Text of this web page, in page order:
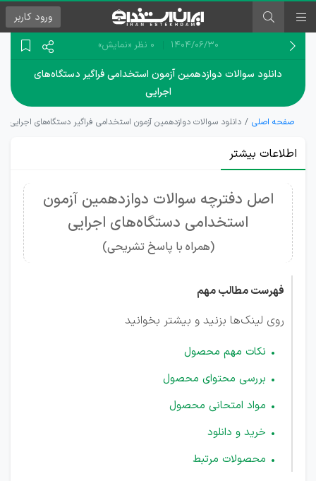
ورود کاربر
۱۴۰۴/۰۶/۳۰ 0 نظر «نمایش»
دانلود سوالات دوازدهمین آزمون استخدامی فراگیر دستگاه‌های
اجرایی
صفحه اصلی دانلود سوالات دوازدهمین آزمون استخدامی فراگیر دستگاه‌های اجرایی
اطلاعات بیشتر
اصل دفترچه سوالات دوازدهمین آزمون
استخدامی دستگاه‌های اجرایی
(همراه با پاسخ تشریحی)
فهرست مطالب مهم
روی لینک‌ها بزنید و بیشتر بخوانید
نکات مهم محصول
بررسی محتوای محصول
مواد امتحانی محصول
خرید و دانلود
محصولات مرتبط